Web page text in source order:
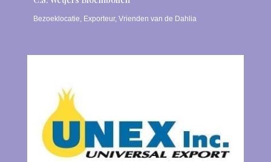
Bezoeklocatie Exporteur, Vrienden van de Dahlia